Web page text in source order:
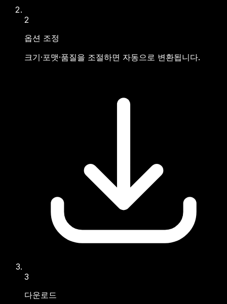
2
옵션 조정
크기·포맷·품질을 조절하면 자동으로 변환됩니다.
3
다운로드